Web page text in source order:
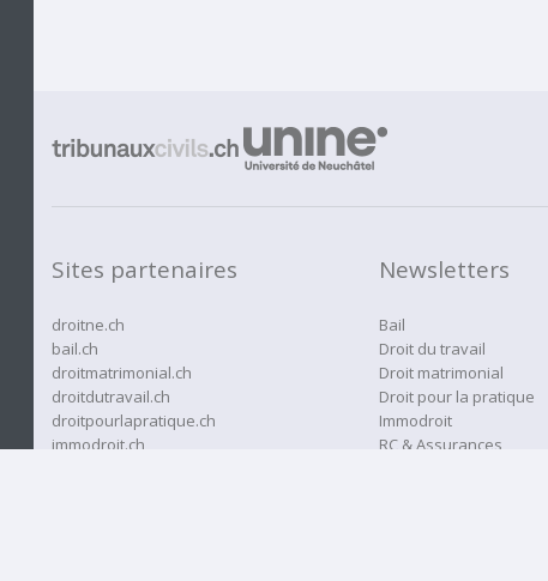
Sites partenaires
droitne.ch
bail.ch
droitmatrimonial.ch
droitdutravail.ch
droitpourlapratique.ch
immodroit.ch
Newsletters
Bail
Droit du travail
Droit matrimonial
Droit pour la pratique
Immodroit
RC & Assurances